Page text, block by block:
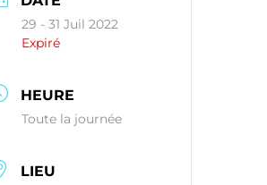
29 - 31 Juil 2022
Expiré
HEURE
Toute la journée
LIEU